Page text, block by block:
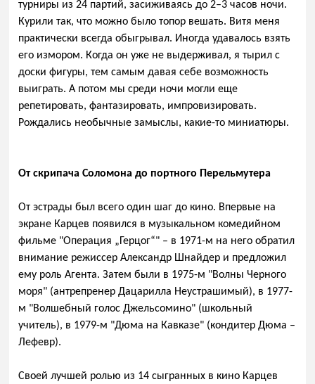
турниры из 24 партий, засиживаясь до 2–3 часов ночи.
Курили так, что можно было топор вешать. Витя меня
практически всегда обыгрывал. Иногда удавалось взять
его измором. Когда он уже не выдерживал, я тырил с
доски фигуры, тем самым давая себе возможность
выиграть. А потом мы среди ночи могли еще
репетировать, фантазировать, импровизировать.
Рождались необычные замыслы, какие-то миниатюры.
От скрипача Соломона до портного Перельмутера
От эстрады был всего один шаг до кино. Впервые на
экране Карцев появился в музыкальном комедийном
фильме "Операция „Герцог“" – в 1971-м на него обратил
внимание режиссер Александр Шнайдер и предложил
ему роль Агента. Затем были в 1975-м "Волны Черного
моря" (антрепренер Дацарилла Неустрашимый), в 1977-
м "Волшебный голос Джельсомино" (школьный
учитель), в 1979-м "Дюма на Кавказе" (кондитер Дюма –
Лефевр).
Своей лучшей ролью из 14 сыгранных в кино Карцев